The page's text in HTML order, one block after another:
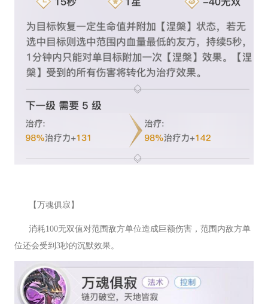
【万魂俱寂】
消耗100无双值对范围敌方单位造成巨额伤害，范围内敌方单
位还会受到3秒的沉默效果。